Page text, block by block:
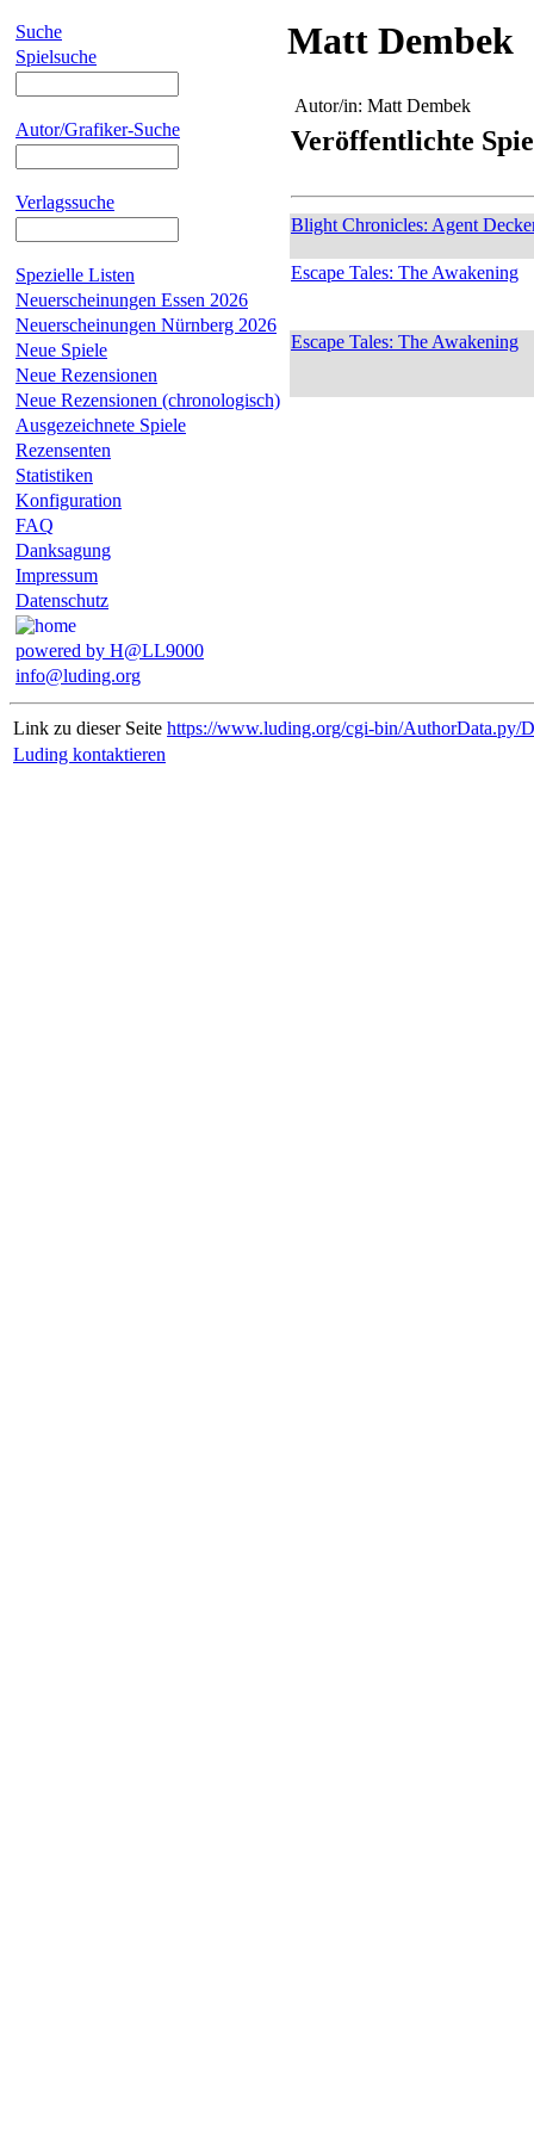
Suche
Spielsuche
Autor/Grafiker-Suche
Verlagssuche
Spezielle Listen
Neuerscheinungen Essen 2026
Neuerscheinungen Nürnberg 2026
Neue Spiele
Neue Rezensionen
Neue Rezensionen (chronologisch)
Ausgezeichnete Spiele
Rezensenten
Statistiken
Konfiguration
FAQ
Danksagung
Impressum
Datenschutz
powered by H@LL9000
info@luding.org
Matt Dembek
Autor/in: Matt Dembek
Veröffentlichte
Blight Chronicles: Agent
Escape Tales: The Awakening
Escape Tales: The Awakening
Link zu dieser Seite https://www.luding.org/cgi-bin/AuthorData.py/
Luding kontaktieren